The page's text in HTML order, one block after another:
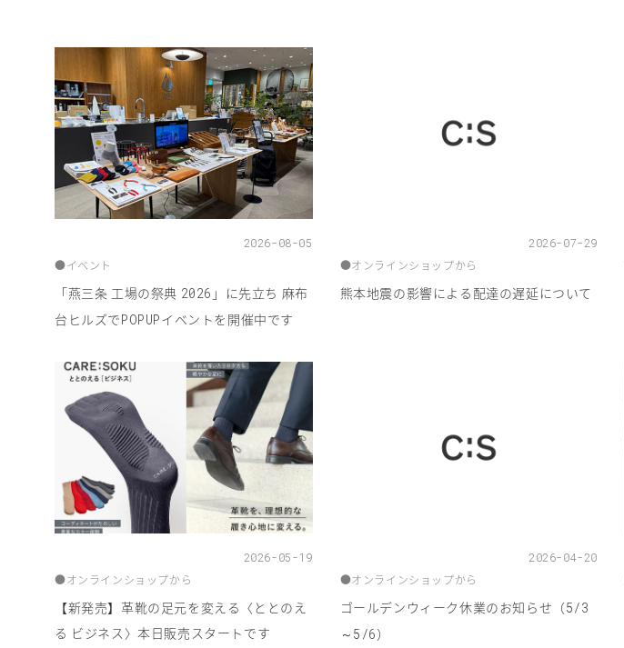
2026-08-05
●イベント
「燕三条 工場の祭典 2026 」に先立ち 麻布
台ヒルズでPOPUPイベントを開催中です
2026-07-29
●オンラインショップから
熊本地震の影響による配達の遅延について
2026-05-19
●オンラインショップから
【新発売】革靴の足元を変える〈ととのえ
る ビジネス〉本日販売スタートです
2026-04-20
●オンラインショップから
ゴールデンウィーク休業のお知らせ（5/3
～ 5/6）